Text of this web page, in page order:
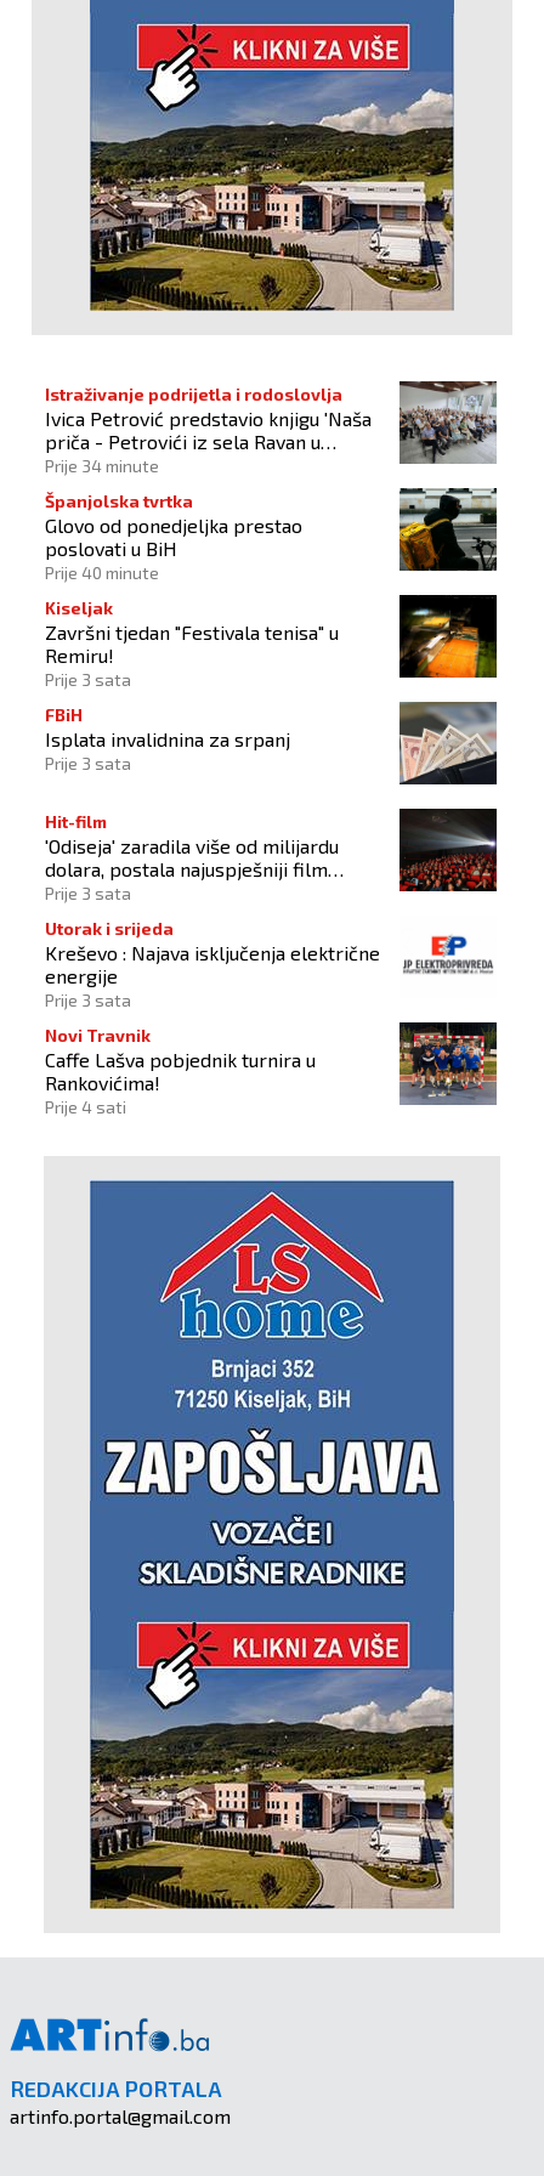
Istraživanje podrijetla i rodoslovlja
Ivica Petrović predstavio knjigu 'Naša
priča - Petrovići iz sela Ravan u
Busovači'
Prije 34 minute
Španjolska tvrtka
Glovo od ponedjeljka prestao
poslovati u BiH
Prije 40 minute
Kiseljak
Završni tjedan "Festivala tenisa" u
Remiru!
Prije 3 sata
FBiH
Isplata invalidnina za srpanj
Prije 3 sata
Hit-film
'Odiseja' zaradila više od milijardu
dolara, postala najuspješniji film
Christophera Nolana
Prije 3 sata
Utorak i srijeda
Kreševo : Najava isključenja električne
energije
Prije 3 sata
Novi Travnik
Caffe Lašva pobjednik turnira u
Rankovićima!
Prije 4 sati
REDAKCIJA PORTALA
artinfo.portal@gmail.com